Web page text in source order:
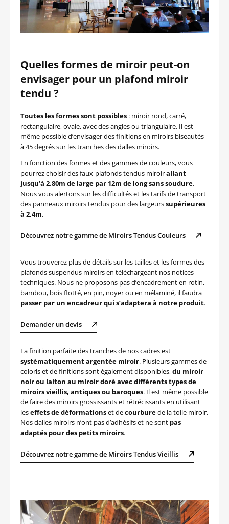
Quelles formes de miroir peut-on
envisager pour un plafond miroir
tendu ?
Toutes les formes sont possibles : miroir rond, carré,
rectangulaire, ovale, avec des angles ou triangulaire. Il est
même possible d’envisager des finitions en miroirs biseautés
à 45 degrés sur les tranches des dalles miroirs.
En fonction des formes et des gammes de couleurs, vous
pourrez choisir des faux-plafonds tendus miroirallant
jusqu’à 2.80m de large par 12m de long sans soudure.
Nous vous alertons sur les difficultés et les tarifs de transport
des panneaux miroirs tendus pour des largeurssupérieures
à 2,4m.
Découvrez notre gamme de Miroirs Tendus Couleurs
Vous trouverez plus de détails sur les tailles et les formes des
plafonds suspendus miroirs en téléchargeant nos notices
techniques. Nous ne proposons pas d’encadrement en rotin,
bambou, bois flotté, en pin, noyer ou en mélaminé, il faudra
passer par un encadreur qui s’adaptera à notre produit.
Demander un devis
La finition parfaite des tranches de nos cadres est
systématiquement argentée miroir. Plusieurs gammes de
coloris et de finitions sont également disponibles,du miroir
noir ou laiton au miroir doré avec différents types de
miroirs vieillis, antiques ou baroques. Il est même possible
de faire des miroirs grossissants et rétrécissants en utilisant
leseffets de déformationset decourburede la toile miroir.
Nos dalles miroirs n’ont pas d’adhésifs et ne sont pas
adaptés pour des petits miroirs.
Découvrez notre gamme de Miroirs Tendus Vieillis